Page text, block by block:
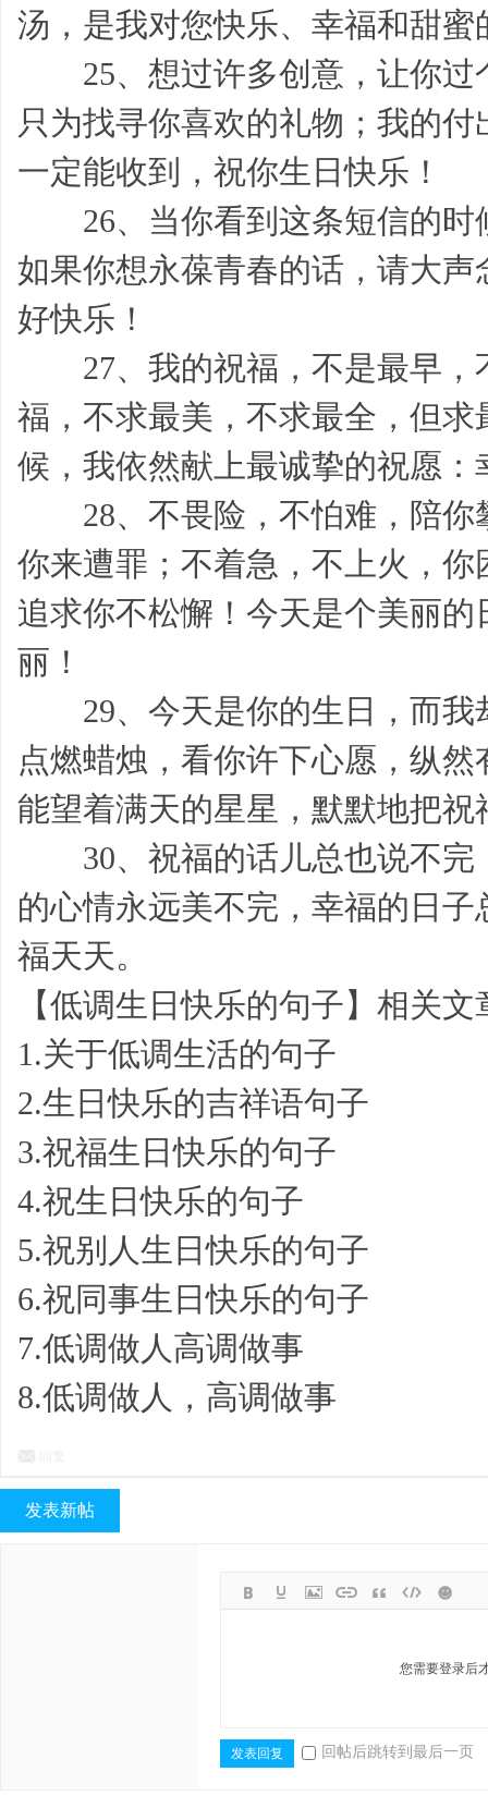
汤，是我对您快乐、幸福和甜蜜
25、想过许多创意，让你过
只为找寻你喜欢的礼物；我的
一定能收到，祝你生日快乐！
26、当你看到这条短信的时
如果你想永葆青春的话，请大
好快乐！
27、我的祝福，不是最早，
福，不求最美，不求最全，但
候，我依然献上最诚挚的祝愿
28、不畏险，不怕难，陪你
你来遭罪；不着急，不上火，
追求你不松懈！今天是个美丽
丽！
29、今天是你的生日，而我
点燃蜡烛，看你许下心愿，纵
能望着满天的星星，默默地把祝
30、祝福的话儿总也说不完
的心情永远美不完，幸福的日
福天天。
【低调生日快乐的句子】相关文
1.关于低调生活的句子
2.生日快乐的吉祥语句子
3.祝福生日快乐的句子
4.祝生日快乐的句子
5.祝别人生日快乐的句子
6.祝同事生日快乐的句子
7.低调做人高调做事
8.低调做人，高调做事
发表新帖
您需要登录后
发表回复 回帖后跳转到最后一页